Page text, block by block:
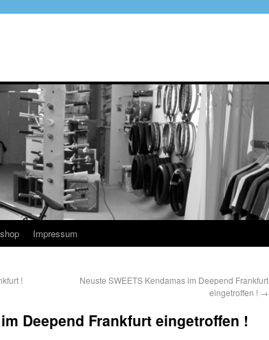
Impressum
!
Neuste SWEETS Kendamas im Deepend Frankfurt
eingetroffen ! →
Deepend Frankfurt eingetroffen !